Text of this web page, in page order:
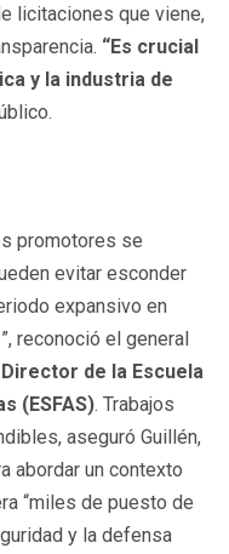
licitaciones que viene,
“Es crucial
y la industria de
promotores se
evitar esconder
expansivo en
reconoció el general
de la Escuela
(ESFAS). Trabajos
aseguró Guillén,
abordar un contexto
“miles de puesto de
y la defensa